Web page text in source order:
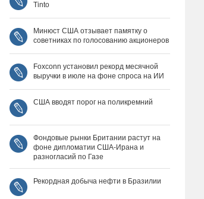
Tinto
Минюст США отзывает памятку о
советниках по голосованию акционеров
Foxconn установил рекорд месячной
выручки в июле на фоне спроса на ИИ
США вводят порог на поликремний
Фондовые рынки Британии растут на
фоне дипломатии США‑Ирана и
разногласий по Газе
Рекордная добыча нефти в Бразилии